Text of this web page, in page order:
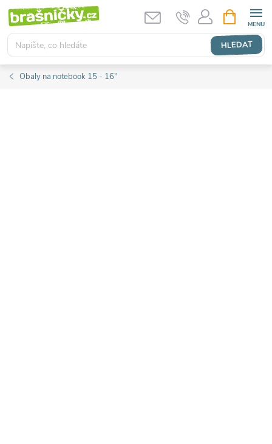
Přejít
obsah
HLEDAT
NÁKUPNÍ
KOŠÍK
Obaly na notebook 15 - 16''